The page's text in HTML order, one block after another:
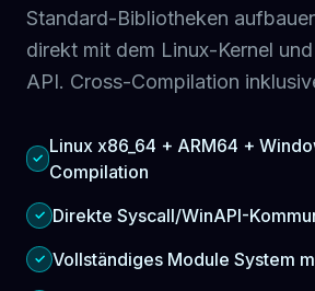
Standard-Bibliotheken
direkt mit dem Linux-Kernel
API. Cross-Compilation
✓
Linux x86_64 + ARM64 +
Compilation
✓ Direkte Syscall/WinAPI-
✓ Vollständiges Module System